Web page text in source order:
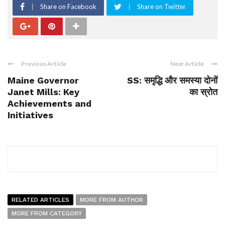
Share on Facebook Share on Twitter
Previous Article
Maine Governor
Janet Mills: Key
Achievements and
Initiatives
Next Article
SS: समृद्धि और समस्या दोनों
का स्रोत
RELATED ARTICLES
MORE FROM AUTHOR
MORE FROM CATEGORY